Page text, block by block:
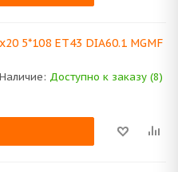
5*108 ET43 DIA60.1 MGMF
Наличие: Доступно к заказу (8)